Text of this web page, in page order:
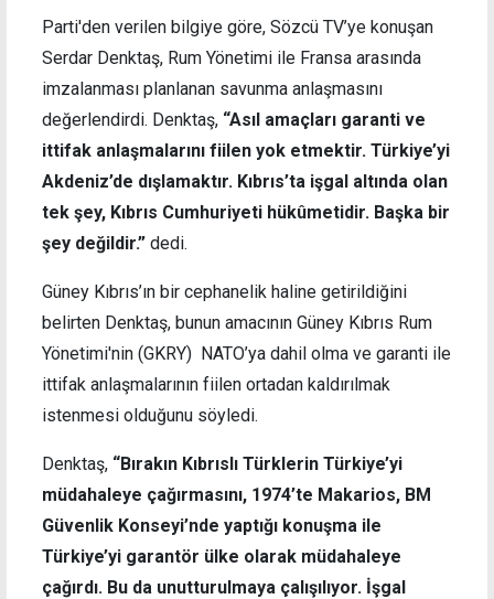
Parti'den verilen bilgiye göre, Sözcü TV’ye konuşan
Serdar Denktaş, Rum Yönetimi ile Fransa arasında
imzalanması planlanan savunma anlaşmasını
değerlendirdi. Denktaş, “Asıl amaçları garanti ve
ittifak anlaşmalarını fiilen yok etmektir. Türkiye’yi
Akdeniz’de dışlamaktır. Kıbrıs’ta işgal altında olan
tek şey, Kıbrıs Cumhuriyeti hükûmetidir. Başka bir
şey değildir.” dedi.
Güney Kıbrıs’ın bir cephanelik haline getirildiğini
belirten Denktaş, bunun amacının Güney Kıbrıs Rum
Yönetimi'nin (GKRY) NATO’ya dahil olma ve garanti ile
ittifak anlaşmalarının fiilen ortadan kaldırılmak
istenmesi olduğunu söyledi.
Denktaş, “Bırakın Kıbrıslı Türklerin Türkiye’yi
müdahaleye çağırmasını, 1974’te Makarios, BM
Güvenlik Konseyi’nde yaptığı konuşma ile
Türkiye’yi garantör ülke olarak müdahaleye
çağırdı. Bu da unutturulmaya çalışılıyor. İşgal